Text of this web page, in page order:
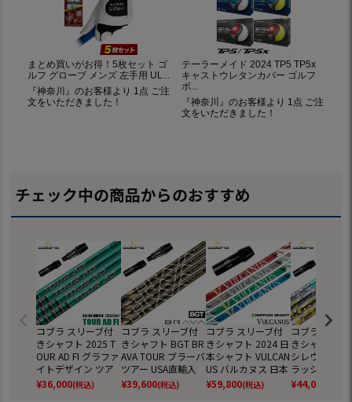
チェック中の商品からのおすすめ
コブラ スリーブ付
きシャフト 2025 T
OUR AD FI グラファ
イトデザイン ツア
ーAD FI 日本正規品
ゴルフ シャフト (D
¥36,000(税込)
コブラ スリーブ付
きシャフト BGT BR
AVA TOUR ブラーバ
ツアー USA直輸入
品 日本未発売 (DS-
ADAPT／DARKSPE
¥39,600(税込)
コブラ スリーブ付
きシャフト 2024 日
本シャフト VULCAN
US バルカヌス 日本
正規品 ゴルフ シャ
フト (AEROJET／LT
¥59,800(税込)
コブラ スリー
きシャフト
シレウス XTM
ラッシュ 日
品 ゴルフ シ
(DS-ADAPT／
¥44,000